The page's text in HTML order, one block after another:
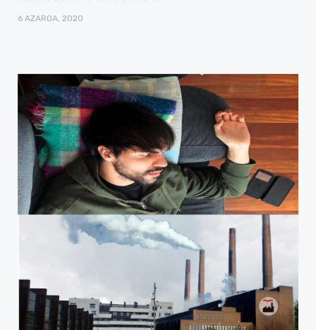
6 AZAROA, 2020